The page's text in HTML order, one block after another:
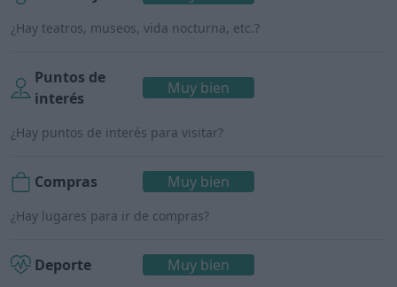
¿Hay teatros, museos, vida nocturna, etc.?
Puntos de
interés
Muy bien
¿Hay puntos de interés para visitar?
Compras Muy bien
¿Hay lugares para ir de compras?
Deporte Muy bien